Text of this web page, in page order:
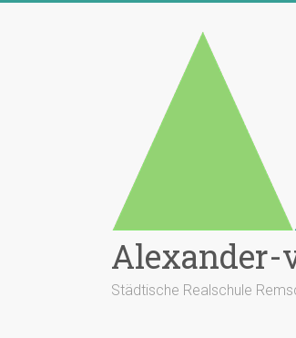
Alexander-
Städtische Realschule